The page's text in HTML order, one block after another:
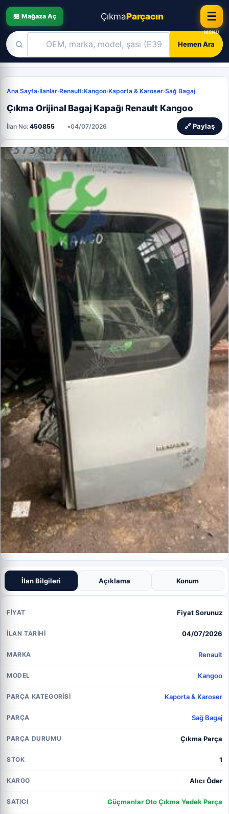
🏪 Mağaza Aç ÇıkmaParçacın
Hemen Ara
☰
Skip
content
Ana Sayfa›İlanlar›Renault›Kangoo›Kaporta & Karoser›Sağ Bagaj
Çıkma Orijinal Bagaj Kapağı Renault Kangoo
İlan No: 450855 •04/07/2026 🔗 Paylaş
İlan Bilgileri Açıklama Konum
FIYAT Fiyat Sorunuz
İLAN TARIHI 04/07/2026
MARKA Renault
MODEL Kangoo
PARÇA KATEGORISI Kaporta & Karoser
PARÇA Sağ Bagaj
PARÇA DURUMU Çıkma Parça
STOK 1
KARGO Alıcı Öder
SATICI Güçmanlar Oto Çıkma Yedek Parça